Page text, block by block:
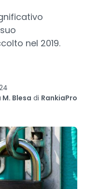
nel 2019.
Blesa di RankiaPro